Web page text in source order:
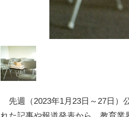
先週（2023年1月23日～27日）